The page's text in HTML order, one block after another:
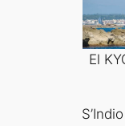
El